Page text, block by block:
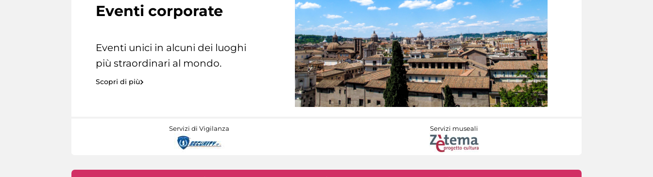
Eventi corporate
Eventi unici in alcuni dei luoghi
più straordinari al mondo.
Scopri di più
Servizi di Vigilanza Servizi museali